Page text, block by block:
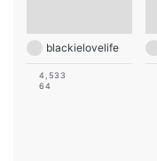
blackielovelife
4,533
64